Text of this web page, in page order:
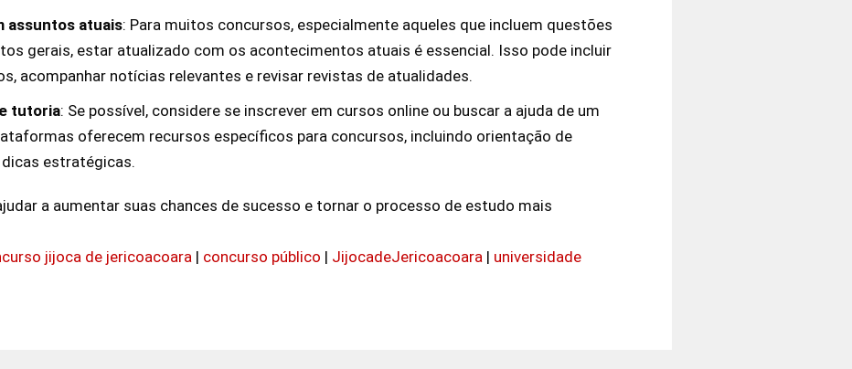
assuntos atuais: Para muitos concursos, especialmente aqueles que incluem questões
gerais, estar atualizado com os acontecimentos atuais é essencial. Isso pode incluir
acompanhar notícias relevantes e revisar revistas de atualidades.
tutoria: Se possível, considere se inscrever em cursos online ou buscar a ajuda de um
oferecem recursos específicos para concursos, incluindo orientação de
estratégicas.
a aumentar suas chances de sucesso e tornar o processo de estudo mais
jijoca de jericoacoara | concurso público | JijocadeJericoacoara | universidade